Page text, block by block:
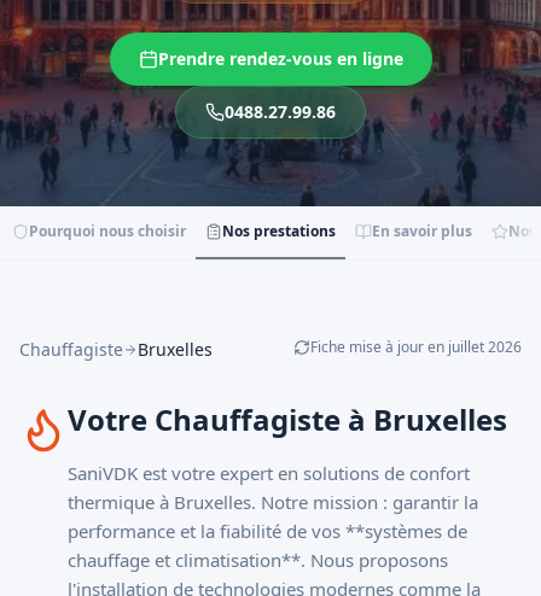
Prendre rendez-vous en ligne
0488.27.99.86
Pourquoi nous choisir Nos prestations En savoir plus
Chauffagiste Bruxelles Fiche mise à jour en juillet2026
Votre Chauffagiste à Bruxelles
SaniVDK est votre expert en solutions de confort
thermique à Bruxelles. Notre mission : garantir la
performance et la fiabilité de vos **systèmes de
chauffage et climatisation**. Nous proposons
l'installation de technologies modernes comme la